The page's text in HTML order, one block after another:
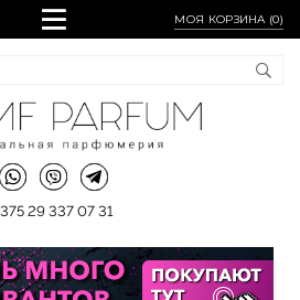
МОЯ КОРЗИНА (0)
29 337 07 31